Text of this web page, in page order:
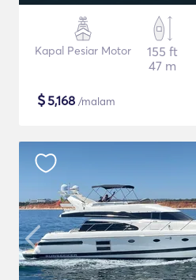
Kapal Pesiar Motor
155 ft
47 m
$5,168 /malam